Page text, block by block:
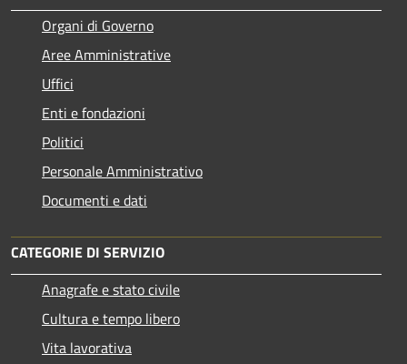
Organi di Governo
Aree Amministrative
Uffici
Enti e fondazioni
Politici
Personale Amministrativo
Documenti e dati
CATEGORIE DI SERVIZIO
Anagrafe e stato civile
Cultura e tempo libero
Vita lavorativa